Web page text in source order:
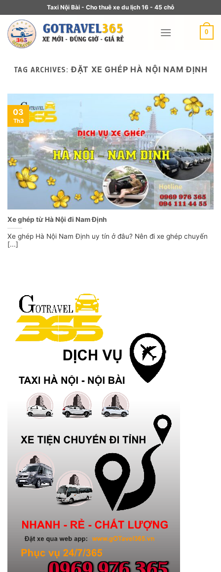
Taxi Nội Bài - Cho thuê xe du lịch 16 - 45 chỗ
0
TAG ARCHIVES:ĐẶT XE GHÉP HÀ NỘI NAM ĐỊNH
Xe ghép từ Hà Nội đi Nam Định
Xe ghép Hà Nội Nam Định uy tín ở đâu? Nên đi xe ghép chuyến
[...]
03
Th3